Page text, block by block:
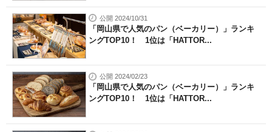
公開 2024/10/31
「岡山県で人気のパン（ベーカリー）」ランキ
ングTOP10！ 1位は「HATTOR...
公開 2024/02/23
「岡山県で人気のパン（ベーカリー）」ランキ
ングTOP10！ 1位は「HATTOR...